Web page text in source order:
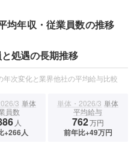
均年収・従業員数の推移
処遇の長期推移
次変化と業界他社の平均給与比較
3 単体
員数
人
+266人
単体・2026/3 単体
平均給与
762万円
前年比+49万円